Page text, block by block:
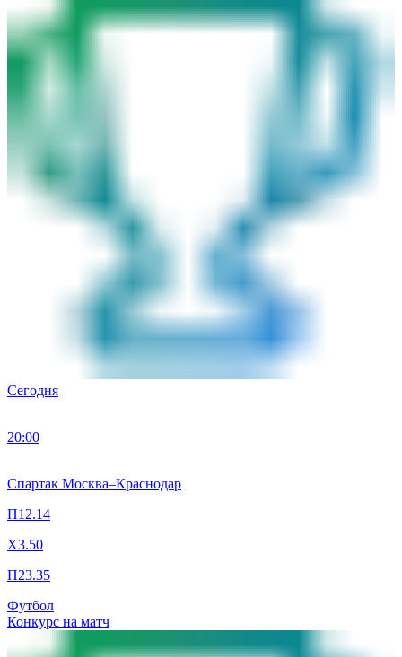
Сегодня
20:00
Спартак Москва–Краснодар
П1 2.14
X3.50
П23.35
Футбол
Конкурс на матч